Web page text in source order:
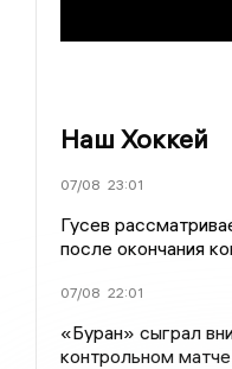
Наш Хоккей
07/08 23:01
Гусев
после окончания
07/08 22:01
«Буран» сыграл
контрольном матче